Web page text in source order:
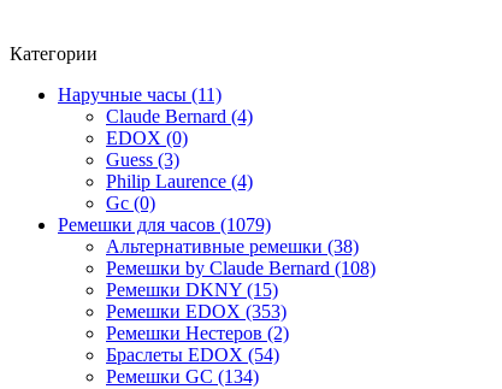
Категории
Наручные часы (11)
Claude Bernard (4)
EDOX (0)
Guess (3)
Philip Laurence (4)
Gc (0)
Ремешки для часов (1079)
Альтернативные ремешки (38)
Ремешки by Claude Bernard (108)
Ремешки DKNY (15)
Ремешки EDOX (353)
Ремешки Нестеров (2)
Браслеты EDOX (54)
Ремешки GC (134)